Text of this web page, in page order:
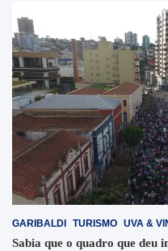
GARIBALDI TURISMO UVA &
Sabia que o quadro que deu